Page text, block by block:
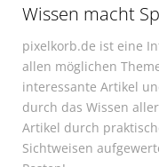
Wissen macht
pixelkorb.de ist eine
allen möglichen
interessante Artikel
durch das Wissen
Artikel durch
Sichtweisen